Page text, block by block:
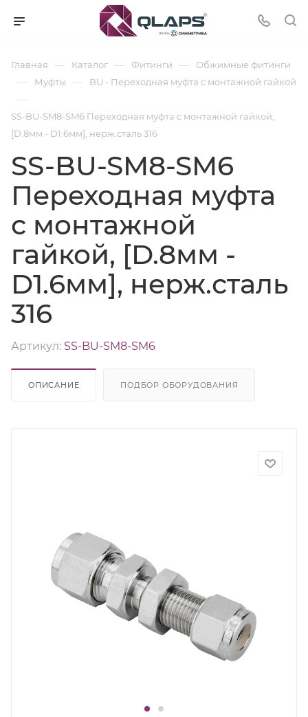
Главная — Каталог — Фитинги — Обжимные фитинги
— Муфты — BU - Переходная муфта с монтажной гайкой
—
SS-BU-SM8-SM6 Переходная муфта с монтажной гайкой,
[D.8мм - D1.6мм], нерж.сталь 316
SS-BU-SM8-SM6
Переходная муфта
с монтажной
гайкой, [D.8мм -
D1.6мм], нерж.сталь
316
Артикул: SS-BU-SM8-SM6
ОПИСАНИЕ ПОДБОР ОБОРУДОВАНИЯ